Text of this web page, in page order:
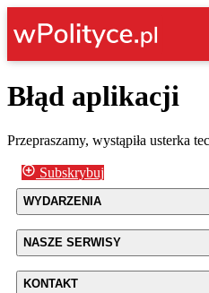
Błąd aplikacji
Przepraszamy, wystąpiła usterka
Subskrybuj
WYDARZENIA
NASZE SERWISY
KONTAKT